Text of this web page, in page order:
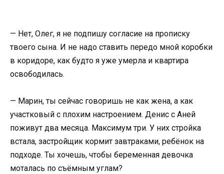
— Нет, Олег, я не подпишу согласие на прописку
твоего сына. И не надо ставить передо мной коробки
в коридоре, как будто я уже умерла и квартира
освободилась.
— Марин, ты сейчас говоришь не как жена, а как
участковый с плохим настроением. Денис с Аней
поживут два месяца. Максимум три. У них стройка
встала, застройщик кормит завтраками, ребёнок на
подходе. Ты хочешь, чтобы беременная девочка
моталась по съёмным углам?